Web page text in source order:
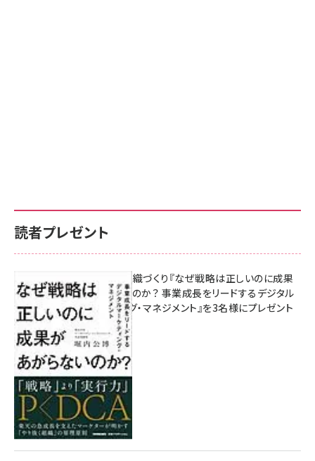
読者プレゼント
成果を生む組織づくり『なぜ戦略は正しいのに成果
があがらないのか？ 事業成長をリードするデジタル
マーケティング・マネジメント』を3名様にプレゼント
10:00